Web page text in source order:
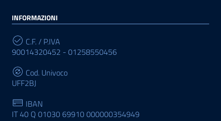
INFORMAZIONI
C.F. / P.IVA
90014320452 - 01258550456
Cod. Univoco
UFF2BJ
IBAN
IT 40 Q 01030 69910 000000354949